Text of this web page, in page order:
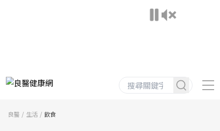
良醫 生活 飲食